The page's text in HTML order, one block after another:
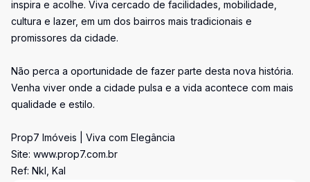
inspira e acolhe. Viva cercado de facilidades, mobilidade,
cultura e lazer, em um dos bairros mais tradicionais e
promissores da cidade.
Não perca a oportunidade de fazer parte desta nova história.
Venha viver onde a cidade pulsa e a vida acontece com mais
qualidade e estilo.
Prop7 Imóveis | Viva com Elegância
Site: www.prop7.com.br
Ref: Nkl, Kal